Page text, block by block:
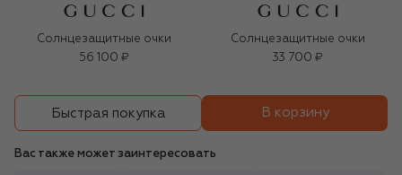
Солнцезащитные очки
56 100 ₽
Солнцезащитные очки
33 700 ₽
Быстрая покупка В корзину
Вас также может заинтересовать